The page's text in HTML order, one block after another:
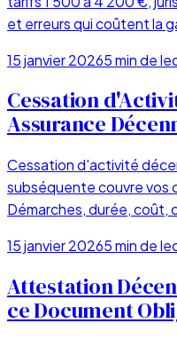
et erreurs qui coûtent la
15 janvier 20265min de
Cessation
Assurance
Cessation d'activité
subséquente couvre vos
Démarches, durée, coût,
15 janvier 20265min de
Attestation
ce Document